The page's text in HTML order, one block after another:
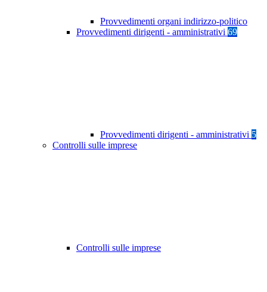
Provvedimenti organi indirizzo-politico
Provvedimenti dirigenti - amministrativi 69
Provvedimenti dirigenti - amministrativi 5
Controlli sulle imprese
Controlli sulle imprese